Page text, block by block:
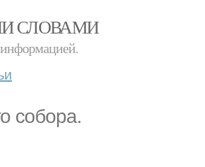
СЛОВАМИ
собора.